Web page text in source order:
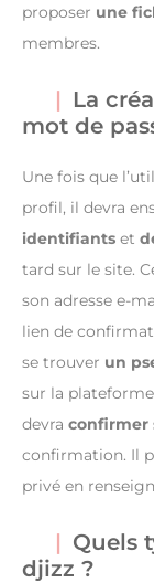
proposer une
membres.
La
mot de
Une fois que
profil, il devra
identifiants et
tard sur le site.
son adresse e-
lien de
se trouver un
sur la
devra confirmer
confirmation. Il
privé en
Quels
djizz ?